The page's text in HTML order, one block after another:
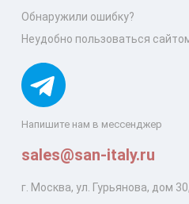
Напишите нам в мессенджер
sales@san-italy.ru
г. Москва, ул. Гурьянова, дом
Обнаружили ошибку?
Неудобно пользоваться